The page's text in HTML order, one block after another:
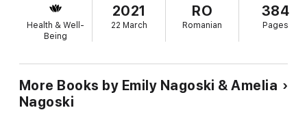
ului, dar și ale refacerii după o stare de epuizare. Optimismul,
generozitatea și energia autoarelor, umorul lor, sfaturile
practice, exercițiile și fișele de lucru pe care le vei descoperi în
carte te vor face să te simți gata de acțiune. Nu aștepta ca
„Burnout este etalonul cărților de dezvoltare personală:
prezintă teorii științifice revoluționare cu energie, empatie și
inteligență. Autoarele știu exact ce se petrece în creierul tău
obosit. Îți poate schimba cu adevărat viața!“
Health & Well-
Being
2021
22 March
RO
Romanian
384
Pages
More Books by Emily Nagoski & Amelia
Nagoski